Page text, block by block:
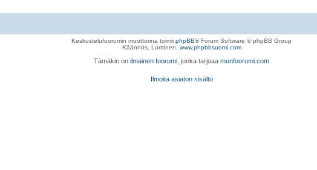
Keskustelufoorumin moottorina toimii phpBB® Forum Software © phpBB Group
Käännös, Lurttinen, www.phpbbsuomi.com
Tämäkin on ilmainen foorumi , jonka tarjoaa munfoorumi.com
Ilmoita asiaton sisältö